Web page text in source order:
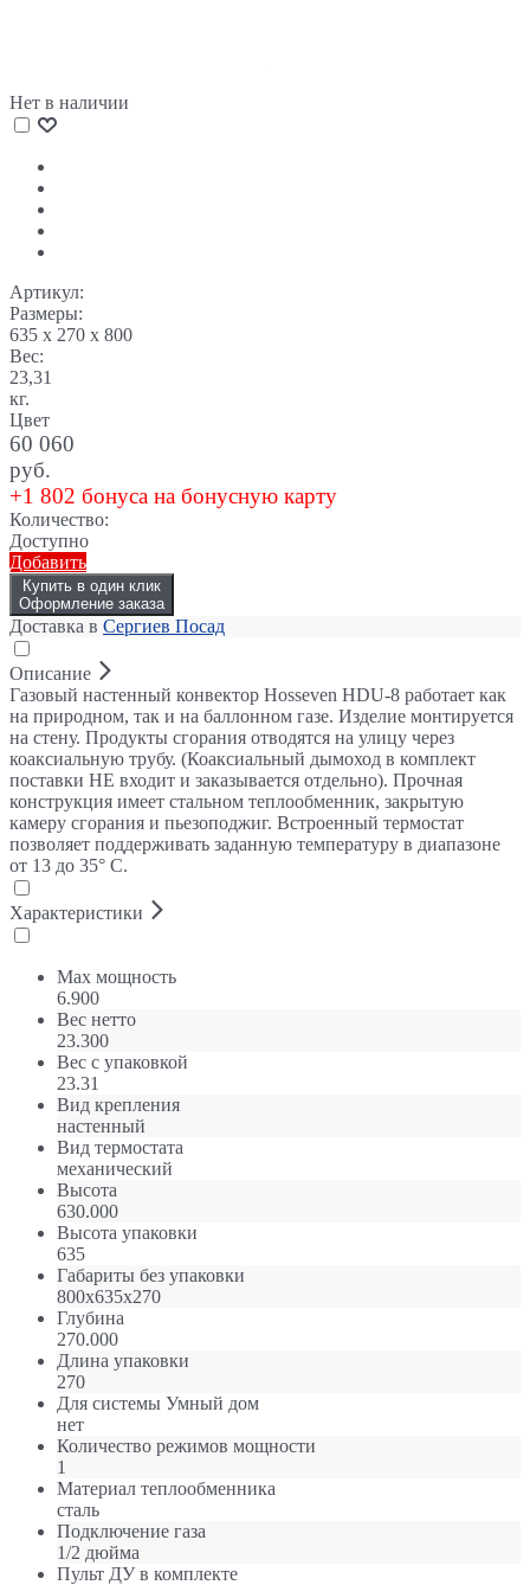
Нет в наличии
Артикул:
Размеры:
635 x 270 x 800
Вес:
23,31
кг.
Цвет
60 060
руб.
+1 802 бонуса на бонусную карту
Количество:
Доступно
Добавить
Купить в один клик
Оформление заказа
Доставка в Сергиев Посад
Описание
Газовый настенный конвектор Hosseven HDU-8 работает как
на природном, так и на баллонном газе. Изделие монтируется
на стену. Продукты сгорания отводятся на улицу через
коаксиальную трубу. (Коаксиальный дымоход в комплект
поставки НЕ входит и заказывается отдельно). Прочная
конструкция имеет стальном теплообменник, закрытую
камеру сгорания и пьезоподжиг. Встроенный термостат
позволяет поддерживать заданную температуру в диапазоне
от 13 до 35° С.
Характеристики
Max мощность
6.900
Вес нетто
23.300
Вес с упаковкой
23.31
Вид крепления
настенный
Вид термостата
механический
Высота
630.000
Высота упаковки
635
Габариты без упаковки
800х635х270
Глубина
270.000
Длина упаковки
270
Для системы Умный дом
нет
Количество режимов мощности
1
Материал теплообменника
сталь
Подключение газа
1/2 дюйма
Пульт ДУ в комплекте